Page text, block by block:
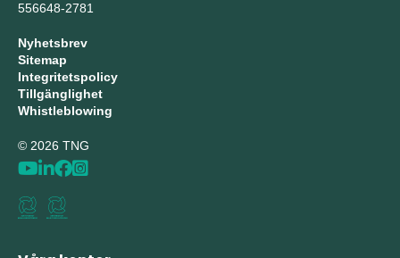
556648-2781
Nyhetsbrev
Sitemap
Integritetspolicy
Tillgänglighet
Whistleblowing
© 2026 TNG